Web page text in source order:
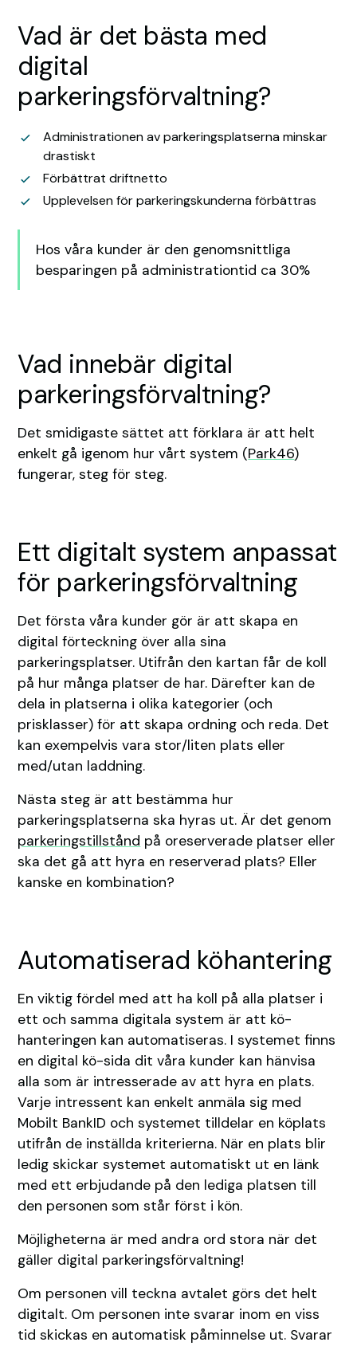
Vad är det bästa med
digital
parkeringsförvaltning?
Administrationen av parkeringsplatserna minskar
drastiskt
Förbättrat driftnetto
Upplevelsen för parkeringskunderna förbättras
Hos våra kunder är den genomsnittliga
besparingen på administrationtid ca 30%
Vad innebär digital
parkeringsförvaltning?
Det smidigaste sättet att förklara är att helt
enkelt gå igenom hur vårt system (Park46)
fungerar, steg för steg.
Ett digitalt system anpassat
för parkeringsförvaltning
Det första våra kunder gör är att skapa en
digital förteckning över alla sina
parkeringsplatser. Utifrån den kartan får de koll
på hur många platser de har. Därefter kan de
dela in platserna i olika kategorier (och
prisklasser) för att skapa ordning och reda. Det
kan exempelvis vara stor/liten plats eller
med/utan laddning.
Nästa steg är att bestämma hur
parkeringsplatserna ska hyras ut. Är det genom
parkeringstillstånd på oreserverade platser eller
ska det gå att hyra en reserverad plats? Eller
kanske en kombination?
Automatiserad köhantering
En viktig fördel med att ha koll på alla platser i
ett och samma digitala system är att kö-
hanteringen kan automatiseras. I systemet finns
en digital kö-sida dit våra kunder kan hänvisa
alla som är intresserade av att hyra en plats.
Varje intressent kan enkelt anmäla sig med
Mobilt BankID och systemet tilldelar en köplats
utifrån de inställda kriterierna. När en plats blir
ledig skickar systemet automatiskt ut en länk
med ett erbjudande på den lediga platsen till
den personen som står först i kön.
Möjligheterna är med andra ord stora när det
gäller digital parkeringsförvaltning!
Om personen vill teckna avtalet görs det helt
digitalt. Om personen inte svarar inom en viss
tid skickas en automatisk påminnelse ut. Svarar